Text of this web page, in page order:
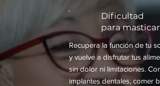
Dificultad
para masticar
Recupera la función de tu
y vuelve a disfrutar tus
sin dolor ni limitaciones. Con
implantes dentales, comer